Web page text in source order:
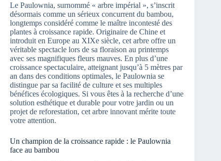
Le Paulownia, surnommé « arbre impérial », s’inscrit
désormais comme un sérieux concurrent du bambou,
longtemps considéré comme le maître incontesté des
plantes à croissance rapide. Originaire de Chine et
introduit en Europe au XIXe siècle, cet arbre offre un
véritable spectacle lors de sa floraison au printemps
avec ses magnifiques fleurs mauves. En plus d’une
croissance spectaculaire, atteignant jusqu’à 5 mètres par
an dans des conditions optimales, le Paulownia se
distingue par sa facilité de culture et ses multiples
bénéfices écologiques. Si vous êtes à la recherche d’une
solution esthétique et durable pour votre jardin ou un
projet de reforestation, cet arbre innovant mérite toute
votre attention.
Un champion de la croissance rapide : le Paulownia
face au bambou